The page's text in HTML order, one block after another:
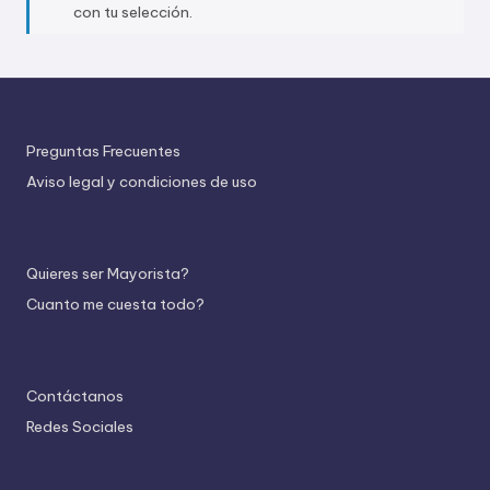
m
con tu selección.
Preguntas Frecuentes
Aviso legal y condiciones de uso
Quieres ser Mayorista?
Cuanto me cuesta todo?
Contáctanos
Redes Sociales